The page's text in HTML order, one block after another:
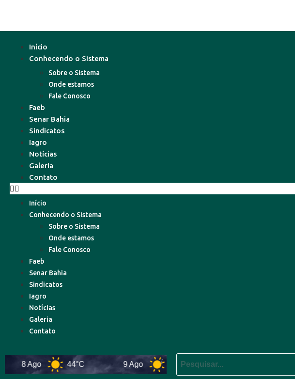
Início
Conhecendo o Sistema
Sobre o Sistema
Onde estamos
Fale Conosco
Faeb
Senar Bahia
Sindicatos
Iagro
Notícias
Galeria
Contato
Início
Conhecendo o Sistema
Sobre o Sistema
Onde estamos
Fale Conosco
Faeb
Senar Bahia
Sindicatos
Iagro
Notícias
Galeria
Contato
44°C 9 Ago 43°C 10 Ago